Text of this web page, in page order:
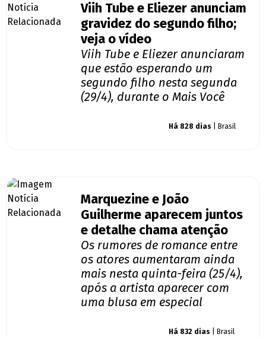
Viih Tube e Eliezer anunciam
gravidez do segundo filho;
veja o vídeo
Viih Tube e Eliezer anunciaram
que estão esperando um
segundo filho nesta segunda
(29/4), durante o Mais Você
Há 828 dias | Brasil
Marquezine e João
Guilherme aparecem juntos
e detalhe chama atenção
Os rumores de romance entre
os atores aumentaram ainda
mais nesta quinta-feira (25/4),
após a artista aparecer com
uma blusa em especial
Há 832 dias | Brasil